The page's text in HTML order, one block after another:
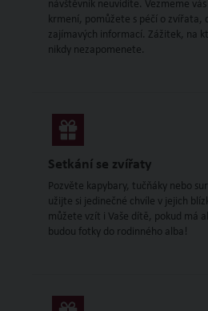
návštěvník neuvidíte. Vezmeme
krmení, pomůžete s péčí o zvířata,
zajímavých informací. Zážitek, na
nikdy nezapomenete.
Setkání se zvířaty
Pozvěte kapybary, tučňáky nebo
užijte si jedinečné chvíle v jejich
můžete vzít i Vaše dítě, pokud má
budou fotky do rodinného alba!